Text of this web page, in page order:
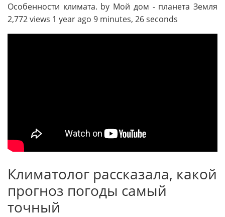
Особенности климата. by Мой дом - планета Земля
2,772 views 1 year ago 9 minutes, 26 seconds
Климатолог рассказала, какой
прогноз погоды самый
точный